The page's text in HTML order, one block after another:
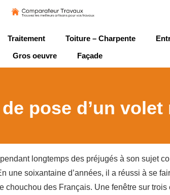
Traitement Toiture – Charpente
Gros oeuvre
Façade
pose d’un
longtemps des préjugés à son sujet
une soixantaine d’années, il a réussi à se
des Français. Une fenêtre sur trois